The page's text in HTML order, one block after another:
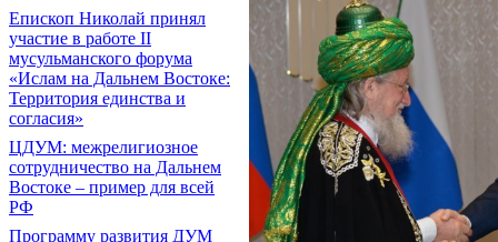
Епископ Николай принял
участие в работе II
мусульманского форума
«Ислам на Дальнем Востоке:
Территория единства и
согласия»
ЦДУМ: межрелигиозное
сотрудничество на Дальнем
Востоке – пример для всей
РФ
Программу развития ДУМ